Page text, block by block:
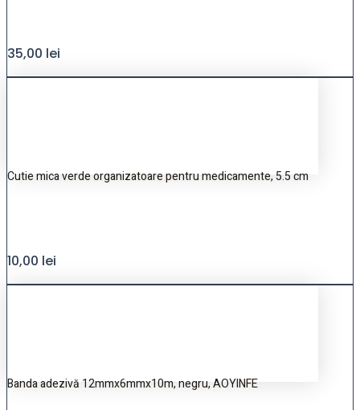
35,00 lei
Cutie mica verde organizatoare pentru medicamente, 5.5 cm
10,00 lei
Banda adezivă 12mmx6mmx10m, negru, AOYINFE